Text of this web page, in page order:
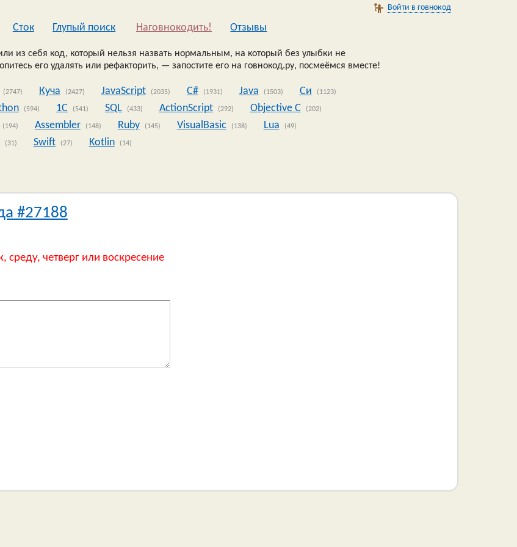
Войти в говнокод
Сток Глупый поиск Наговнокодить! Oтзывы
из себя код, который нельзя назвать нормальным, на который без улыбки не
его удалять или рефакторить, — запостите его на говнокод.ру, посмеёмся вместе!
(2747) Куча (2427) JavaScript (2035) C# (1931) Java (1503) Си (1123)
(594) 1C (541) SQL (433) ActionScript (292) Objective C (202)
(194) Assembler (148) Ruby (145) VisualBasic (138) Lua (49)
(31) Swift (27) Kotlin (14)
#27188
среду, четверг или воскресение